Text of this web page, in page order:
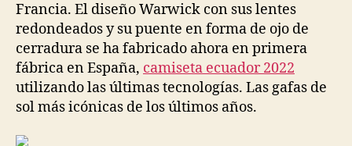
Francia. El diseño Warwick con sus lentes
redondeados y su puente en forma de ojo de
cerradura se ha fabricado ahora en primera
fábrica en España, camiseta ecuador 2022
utilizando las últimas tecnologías. Las gafas de
sol más icónicas de los últimos años.